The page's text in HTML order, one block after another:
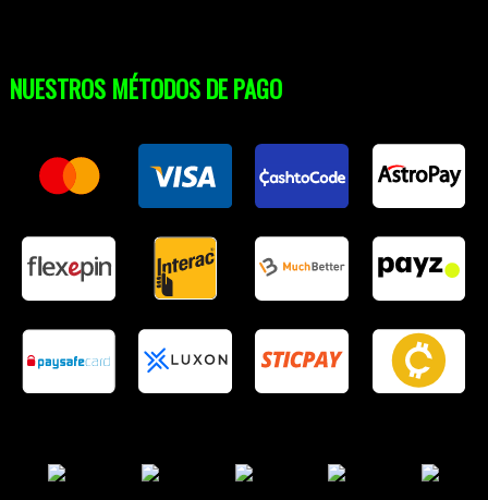
NUESTROS MÉTODOS DE PAGO